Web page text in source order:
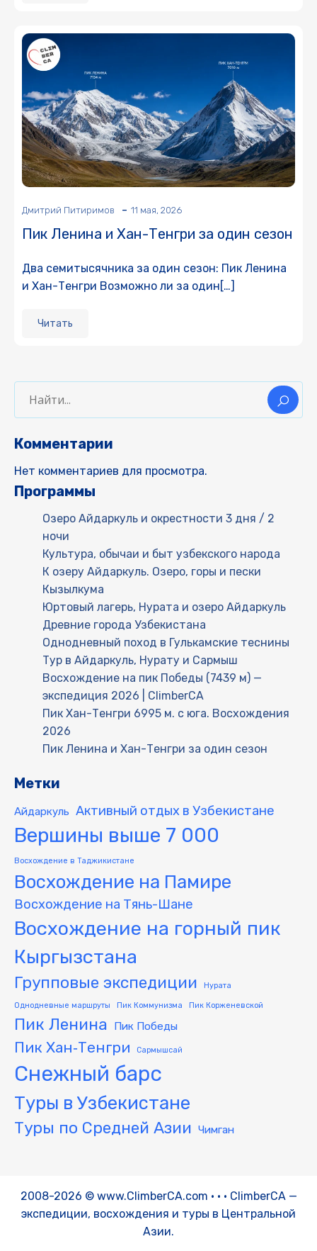
Дмитрий Питиримов - 11 мая, 2026
Пик Ленина и Хан-Тенгри за один сезон
Два семитысячника за один сезон: Пик Ленина
и Хан-Тенгри Возможно ли за один[…]
Читать
Комментарии
Нет комментариев для просмотра.
Программы
Озеро Айдаркуль и окрестности 3 дня / 2
ночи
Культура, обычаи и быт узбекского народа
К озеру Айдаркуль. Озеро, горы и пески
Кызылкума
Юртовый лагерь, Нурата и озеро Айдаркуль
Древние города Узбекистана
Однодневный поход в Гулькамские теснины
Тур в Айдаркуль, Нурату и Сармыш
Восхождение на пик Победы (7439 м) —
экспедиция 2026 | ClimberCA
Пик Хан-Тенгри 6995 м. с юга. Восхождения
2026
Пик Ленина и Хан-Тенгри за один сезон
Метки
Айдаркуль Активный отдых в Узбекистане
Вершины выше 7 000
Восхождение в Таджикистане
Восхождение на Памире
Восхождение на Тянь-Шане
Восхождение на горный пик
Кыргызстана
Групповые экспедиции Нурата
Однодневные маршруты Пик Коммунизма Пик Корженевской
Пик Ленина Пик Победы
Пик Хан‑Тенгри Сармышсай
Снежный барс
Туры в Узбекистане
Туры по Средней Азии Чимган
2008-2026 © www.ClimberCA.com • • • ClimberCA —
экспедиции, восхождения и туры в Центральной
Азии.